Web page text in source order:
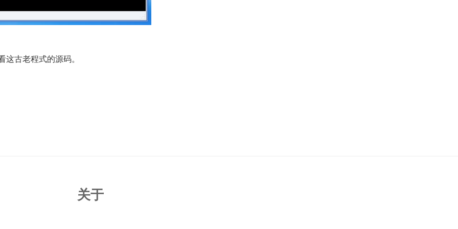
古老程式的源码。
关于